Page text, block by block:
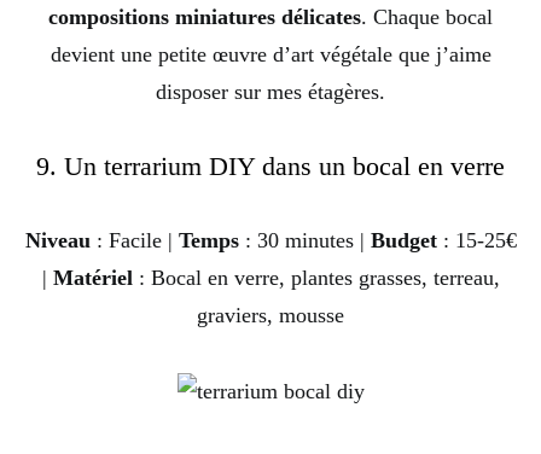
compositions miniatures délicates. Chaque bocal
devient une petite œuvre d’art végétale que j’aime
disposer sur mes étagères.
9. Un terrarium DIY dans un bocal en verre
Niveau: Facile | Temps: 30 minutes | Budget: 15-25€
| Matériel: Bocal en verre, plantes grasses, terreau,
graviers, mousse